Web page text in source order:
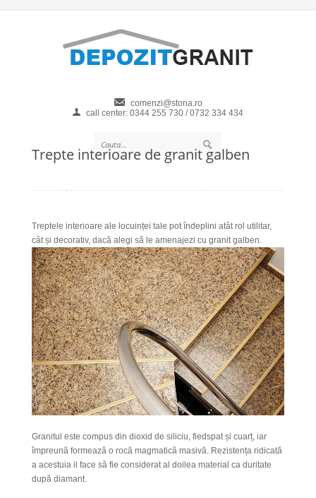
comenzi@stona.ro
call center: 0344 255 730 / 0732 334 434
Trepte interioare de granit galben
Treptele interioare ale locuinței tale pot îndeplini atât rol utilitar,
cât și decorativ, dacă alegi să le amenajezi cu granit galben.
Granitul este compus din dioxid de siliciu, fiedspat și cuarț, iar
împreună formează o rocă magmatică masivă. Rezistența ridicată
a acestuia il face să fie considerat al doilea material ca duritate
după diamant.